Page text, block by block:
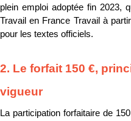
plein emploi adoptée fin 2023,
Travail en France Travail à
pour les textes officiels.
2. Le forfait 150 €,
vigueur
La participation forfaitaire de